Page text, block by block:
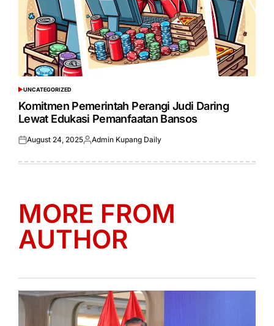
POSTED
IN
UNCATEGORIZED
Komitmen Pemerintah Perangi Judi Daring
Lewat Edukasi Pemanfaatan Bansos
Posted
August 24, 2025Posted
Admin Kupang Daily
MORE FROM
AUTHOR